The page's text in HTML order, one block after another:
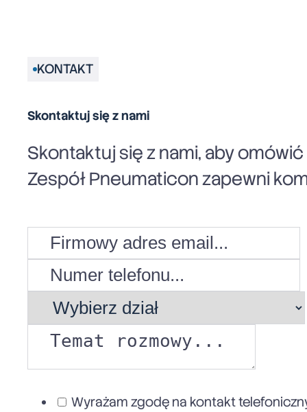
KONTAKT
Skontaktuj się z nami
Skontaktuj się z nami, aby
Zespół Pneumaticon zapewni
Wyrażam zgodę na kontakt